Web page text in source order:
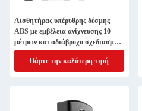
Αισθητήρας υπέρυθρης δέσμης
ABS με εμβέλεια ανίχνευσης 10
μέτρων και αδιάβροχο σχεδιασμό
για την ασφάλεια αυτόματων
πορτώνΠάρτε την καλύτερη τιμή